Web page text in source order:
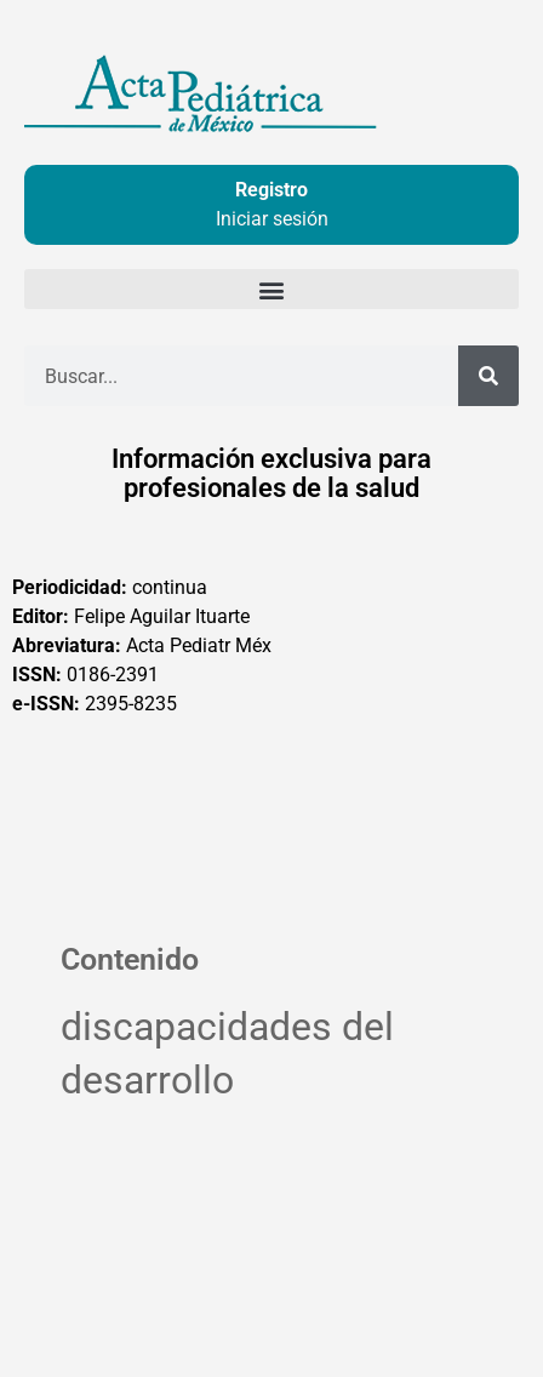
contenido
Registro
Iniciar sesión
Información exclusiva para
profesionales de la salud
Periodicidad: continua
Editor: Felipe Aguilar Ituarte
Abreviatura: Acta Pediatr Méx
ISSN: 0186-2391
e-ISSN: 2395-8235
Contenido
discapacidades del
desarrollo